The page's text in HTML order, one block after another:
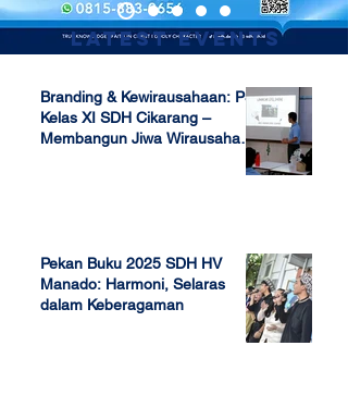
Latest Events
Branding & Kewirausahaan: P5
Kelas XI SDH Cikarang –
Membangun Jiwa Wirausaha
Pekan Buku 2025 SDH HV
Manado: Harmoni, Selaras
dalam Keberagaman